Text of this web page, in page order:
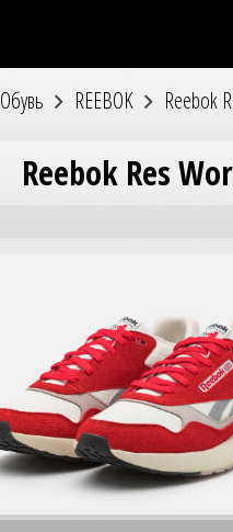
Обувь REEBOK Reebok
Reebok Res